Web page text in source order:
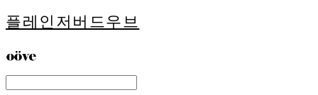
플레인저버드우브